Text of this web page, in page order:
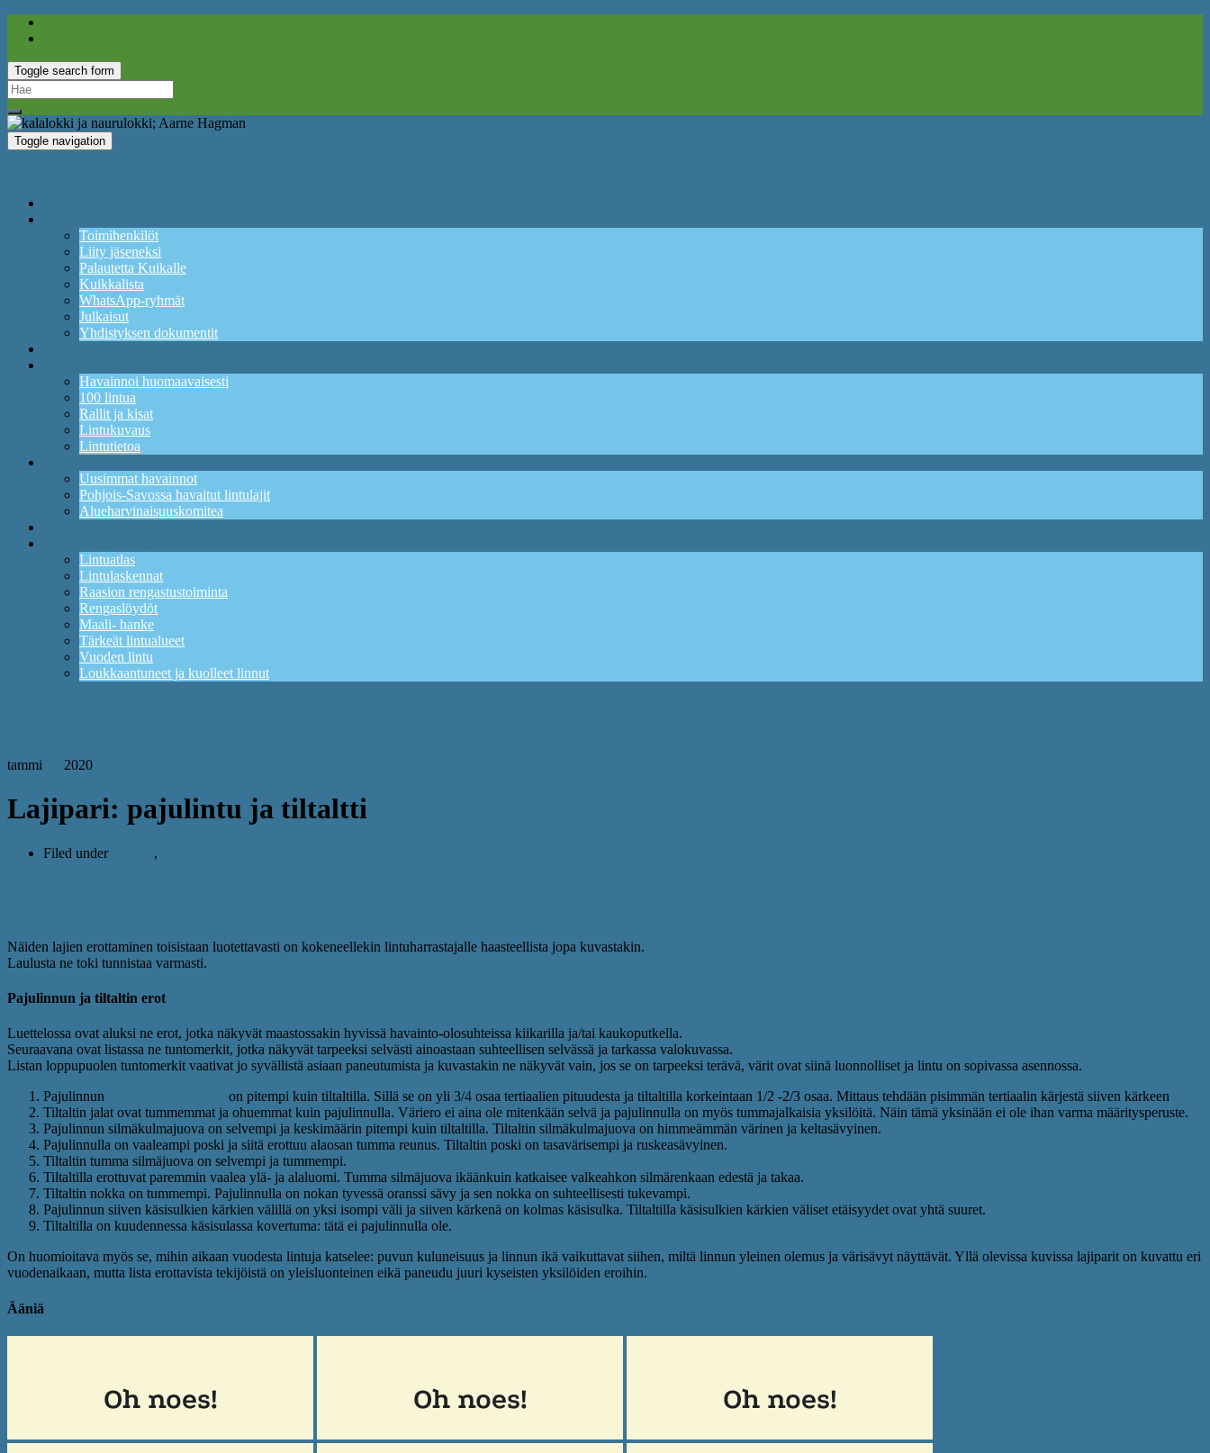
Toggle search form
Search
for:
Toggle navigation
Toimihenkilöt
Liity jäseneksi
Palautetta Kuikalle
Kuikkalista
WhatsApp-ryhmät
Julkaisut
Yhdistyksen dokumentit
Havainnoi huomaavaisesti
100 lintua
Rallit ja kisat
Lintukuvaus
Lintutietoa
Uusimmat havainnot
Pohjois-Savossa havaitut lintulajit
Alueharvinaisuuskomitea
Lintuatlas
Lintulaskennat
Raasion rengastustoiminta
Rengaslöydöt
Maali- hanke
Tärkeät lintualueet
Vuoden lintu
Loukkaantuneet ja kuolleet linnut
tammi
2020
Lajipari: pajulintu ja tiltaltti
Filed under ,
Näiden lajien erottaminen toisistaan luotettavasti on kokeneellekin lintuharrastajalle haasteellista jopa kuvastakin.
Laulusta ne toki tunnistaa varmasti.
Pajulinnun ja tiltaltin erot
Luettelossa ovat aluksi ne erot, jotka näkyvät maastossakin hyvissä havainto-olosuhteissa kiikarilla ja/tai kaukoputkella.
Seuraavana ovat listassa ne tuntomerkit, jotka näkyvät tarpeeksi selvästi ainoastaan suhteellisen selvässä ja tarkassa valokuvassa.
Listan loppupuolen tuntomerkit vaativat jo syvällistä asiaan paneutumista ja kuvastakin ne näkyvät vain, jos se on tarpeeksi terävä, värit ovat siinä luonnolliset ja lintu on sopivassa asennossa.
Pajulinnun
on pitempi kuin tiltaltilla. Sillä se on yli 3/4 osaa tertiaalien pituudesta ja tiltaltilla korkeintaan 1/2 -2/3 osaa. Mittaus tehdään pisimmän tertiaalin kärjestä siiven kärkeen
Tiltaltin jalat ovat tummemmat ja ohuemmat kuin pajulinnulla. Väriero ei aina ole mitenkään selvä ja pajulinnulla on myös tummajalkaisia yksilöitä. Näin tämä yksinään ei ole ihan varma määritysperuste.
Pajulinnun silmäkulmajuova on selvempi ja keskimäärin pitempi kuin tiltaltilla. Tiltaltin silmäkulmajuova on himmeämmän värinen ja keltasävyinen.
Pajulinnulla on vaaleampi poski ja siitä erottuu alaosan tumma reunus. Tiltaltin poski on tasavärisempi ja ruskeasävyinen.
Tiltaltin tumma silmäjuova on selvempi ja tummempi.
Tiltaltilla erottuvat paremmin vaalea ylä- ja alaluomi. Tumma silmäjuova ikäänkuin katkaisee valkeahkon silmärenkaan edestä ja takaa.
Tiltaltin nokka on tummempi. Pajulinnulla on nokan tyvessä oranssi sävy ja sen nokka on suhteellisesti tukevampi.
Pajulinnun siiven käsisulkien kärkien välillä on yksi isompi väli ja siiven kärkenä on kolmas käsisulka. Tiltaltilla käsisulkien kärkien väliset etäisyydet ovat yhtä suuret.
Tiltaltilla on kuudennessa käsisulassa kovertuma: tätä ei pajulinnulla ole.
On huomioitava myös se, mihin aikaan vuodesta lintuja katselee: puvun kuluneisuus ja linnun ikä vaikuttavat siihen, miltä linnun yleinen olemus ja värisävyt näyttävät. Yllä olevissa kuvissa lajiparit on kuvattu eri
vuodenaikaan, mutta lista erottavista tekijöistä on yleisluonteinen eikä paneudu juuri kyseisten yksilöiden eroihin.
Ääniä